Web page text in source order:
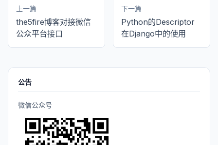
上一篇
the5fire博客对接微信
公众平台接口
下一篇
Python的Descriptor
在Django中的使用
公告
微信公众号